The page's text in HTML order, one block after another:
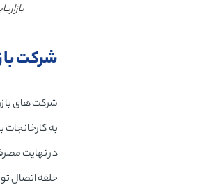
شرکت
شرکت های
به
در نهایت
حلقه اتصال